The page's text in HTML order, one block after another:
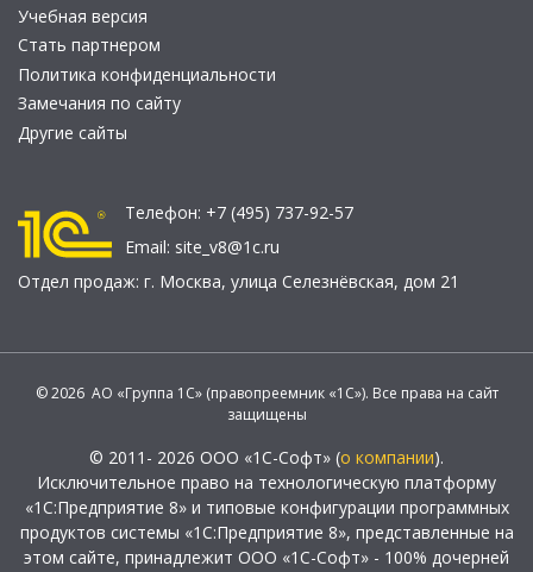
Учебная версия
Стать партнером
Политика конфиденциальности
Замечания по сайту
Другие сайты
Телефон: +7 (495) 737-92-57
Email: site_v8@1c.ru
Отдел продаж: г. Москва, улица Селезнёвская, дом 21
© 2026 АО «Группа 1С» (правопреемник «1С»). Все права на сайт
защищены
© 2011- 2026 ООО «1С-Софт» (о компании).
Исключительное право на технологическую платформу
«1С:Предприятие 8» и типовые конфигурации программных
продуктов системы «1С:Предприятие 8», представленные на
этом сайте, принадлежит ООО «1С-Софт» - 100% дочерней